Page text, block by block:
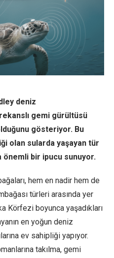
deniz
gemi gürültüsü
gösteriyor. Bu
olan sularda yaşayan tür
önemli bir ipucu sunuyor.
hem en nadir hem de
türleri arasında yer
Körfezi boyunca yaşadıkları
en yoğun deniz
ev sahipliği yapıyor.
takılma, gemi